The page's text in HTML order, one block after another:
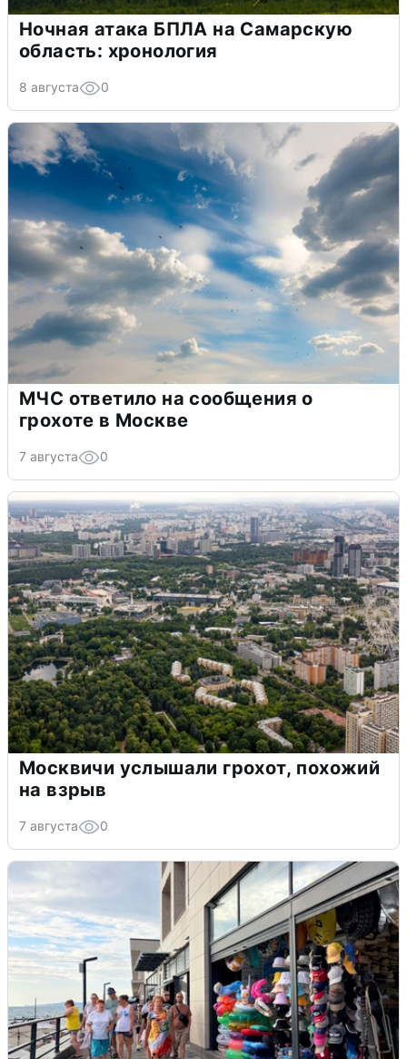
Ночная атака БПЛА на Самарскую
область: хронология
8 августа 0
МЧС ответило на сообщения о
грохоте в Москве
7 августа 0
Москвичи услышали грохот, похожий
на взрыв
7 августа 0